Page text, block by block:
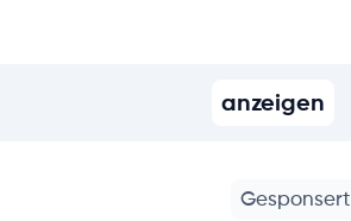
anzeigen
Gesponsert